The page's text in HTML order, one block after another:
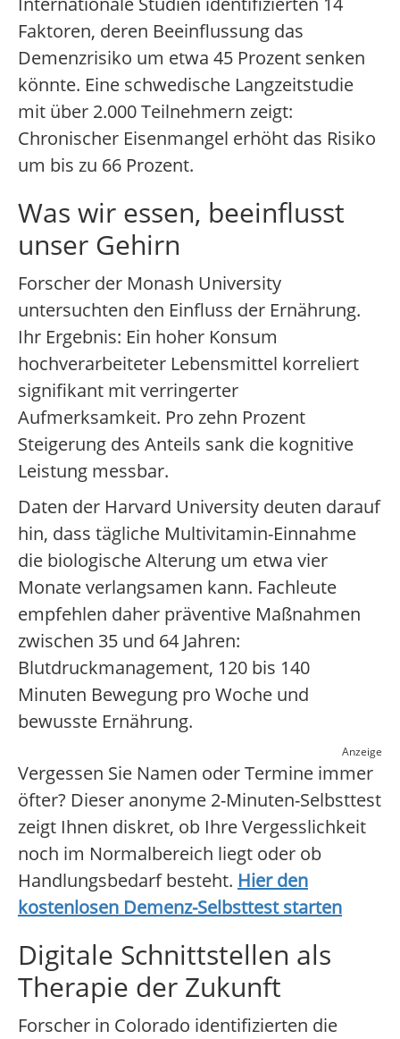
Faktoren, deren Beeinflussung das
Demenzrisiko um etwa 45 Prozent senken
könnte. Eine schwedische Langzeitstudie
mit über 2.000 Teilnehmern zeigt:
Chronischer Eisenmangel erhöht das Risiko
um bis zu 66 Prozent.
Was wir essen, beeinflusst
unser Gehirn
Forscher der Monash University
untersuchten den Einfluss der Ernährung.
Ihr Ergebnis: Ein hoher Konsum
hochverarbeiteter Lebensmittel korreliert
signifikant mit verringerter
Aufmerksamkeit. Pro zehn Prozent
Steigerung des Anteils sank die kognitive
Leistung messbar.
Daten der Harvard University deuten darauf
hin, dass tägliche Multivitamin-Einnahme
die biologische Alterung um etwa vier
Monate verlangsamen kann. Fachleute
empfehlen daher präventive Maßnahmen
zwischen 35 und 64 Jahren:
Blutdruckmanagement, 120 bis 140
Minuten Bewegung pro Woche und
bewusste Ernährung.
Anzeige
Vergessen Sie Namen oder Termine immer
öfter? Dieser anonyme 2-Minuten-Selbsttest
zeigt Ihnen diskret, ob Ihre Vergesslichkeit
noch im Normalbereich liegt oder ob
Handlungsbedarf besteht. Hier den
kostenlosen Demenz-Selbsttest starten
Digitale Schnittstellen als
Therapie der Zukunft
Forscher in Colorado identifizierten die